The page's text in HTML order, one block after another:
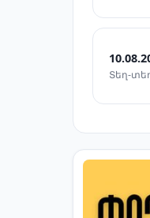
Տեղ-